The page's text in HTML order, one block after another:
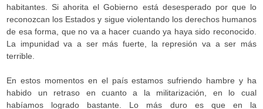
habitantes. Si ahorita el Gobierno está desesperado por que lo
reconozcan los Estados y sigue violentando los derechos humanos
de esa forma, que no va a hacer cuando ya haya sido reconocido.
La impunidad va a ser más fuerte, la represión va a ser más
terrible.
En estos momentos en el país estamos sufriendo hambre y ha
habido un retraso en cuanto a la militarización, en lo cual
habíamos logrado bastante. Lo más duro es que en la